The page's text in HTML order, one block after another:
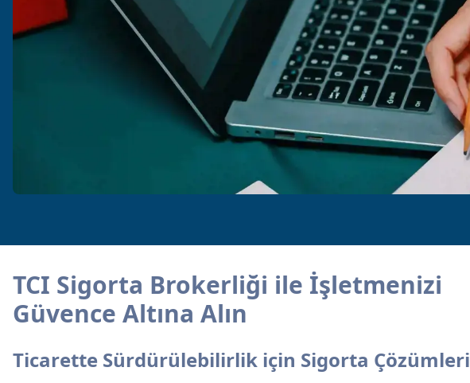
TCI Sigorta Brokerliği ile İşletmenizi
Güvence Altına Alın
Ticarette Sürdürülebilirlik için Sigorta Çözümleri